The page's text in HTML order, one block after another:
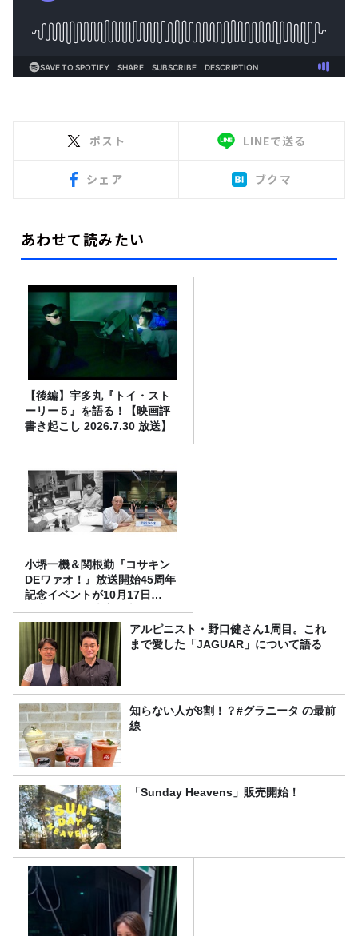
ポスト LINEで送る
シェア ブクマ
あわせて読みたい
【後編】宇多丸『トイ・スト
ーリー５』を語る！【映画評
書き起こし 2026.7.30 放送】
小堺一機＆関根勤『コサキン
DEワァオ！』放送開始45周年
記念イベントが10月17日
（土）に開催決定！本日より
FC先行受付スタート！アルピニスト・野口健さん1周目。これ
まで愛した「JAGUAR」について語る
知らない人が8割！？#グラニータ の最前
線
「Sunday Heavens」販売開始！